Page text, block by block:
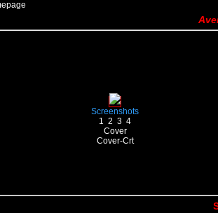
Screenshots
1 2 3 4
Cover
Cover-Crt